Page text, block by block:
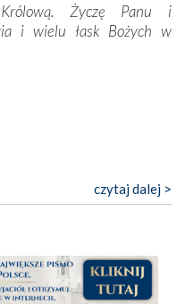
Fatimy reprezentanci
Najmłodszy uczestnik
Zdzisław – już 94.
bogata w duchową treść
codziennego
Bożej bagaż własnych
Życzę Panu i
i wielu łask Bożych w
i szanuję. Redagujecie
czytaj dalej >